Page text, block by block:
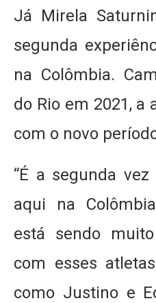
Já Mirela
segunda
na Colômbia.
do Rio em 2021,
com o novo
“É a segunda
aqui na
está sendo
com esses
como Justino e